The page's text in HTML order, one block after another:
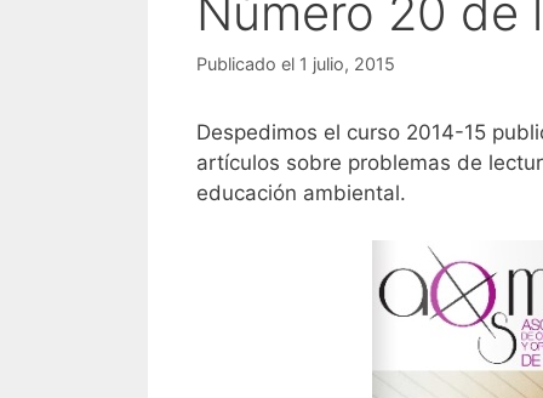
Número 20 de
Publicado el 1 julio, 2015
Despedimos el curso 2014-15
artículos sobre problemas de
educación ambiental.